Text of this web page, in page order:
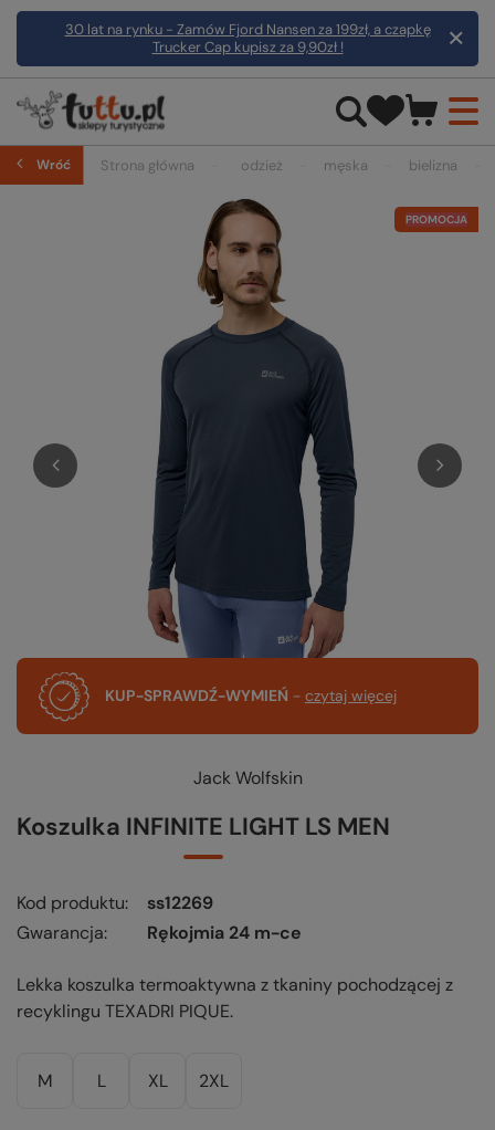
30 lat na rynku - Zamów Fjord Nansen za 199zł, a czapkę
Trucker Cap kupisz za 9,90zł !
Wróć Strona główna odzież męska bielizna
PROMOCJA
KUP-SPRAWDŹ-WYMIEŃ - czytaj więcej
Jack Wolfskin
Koszulka INFINITE LIGHT LS MEN
Kod produktu
ss12269
Gwarancja
Rękojmia 24 m-ce
Lekka koszulka termoaktywna z tkaniny pochodzącej z
recyklingu TEXADRI PIQUE.
M L XL 2XL